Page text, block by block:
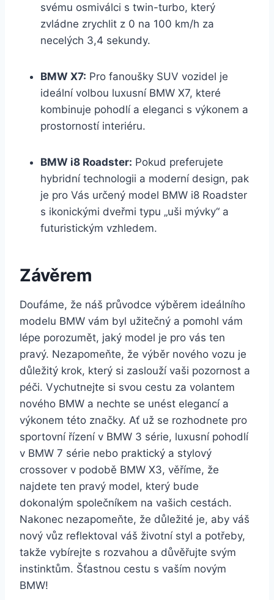
svému osmiválci s twin-turbo, který
zvládne zrychlit z 0 na 100 km/h za
necelých 3,4 sekundy.
BMW X7: Pro fanoušky SUV vozidel je
ideální volbou luxusní BMW X7, které
kombinuje pohodlí a eleganci s výkonem a
prostorností interiéru.
BMW i8 Roadster: Pokud preferujete
hybridní technologii a moderní design, pak
je pro Vás určený model BMW i8 Roadster
s ikonickými dveřmi typu „uši mývky“ a
futuristickým vzhledem.
Závěrem
Doufáme, že náš průvodce výběrem ideálního
modelu BMW vám byl užitečný a pomohl vám
lépe porozumět, jaký model je pro vás ten
pravý. Nezapomeňte, že výběr nového vozu je
důležitý krok, který si zaslouží vaši pozornost a
péči. Vychutnejte si svou cestu za volantem
nového BMW a nechte se unést elegancí a
výkonem této značky. Ať už se rozhodnete pro
sportovní řízení v BMW 3 série, luxusní pohodlí
v BMW 7 série nebo praktický a stylový
crossover v podobě BMW X3, věříme, že
najdete ten pravý model, který bude
dokonalým společníkem na vašich cestách.
Nakonec nezapomeňte, že důležité je, aby váš
nový vůz reflektoval váš životní styl a potřeby,
takže vybírejte s rozvahou a důvěřujte svým
instinktům. Šťastnou cestu s vaším novým
BMW!